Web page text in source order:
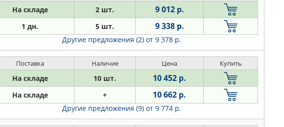
На складе 2 шт. 9 012 р.
1 дн. 5 шт. 9 338 р.
Другие предложения (2) от 9 378 р.
Поставка Наличие Цена Купить
На складе 10 шт. 10 452 р.
На складе + 10 662 р.
Другие предложения (9) от 9 774 р.